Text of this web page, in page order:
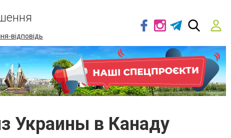
відповідь
Украины в Канаду